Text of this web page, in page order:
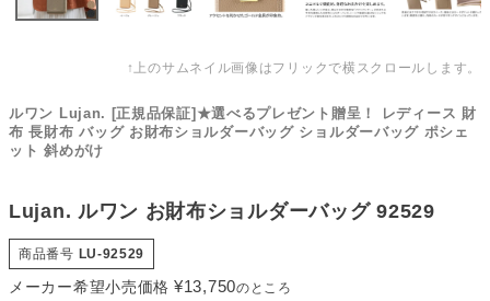
↑上のサムネイル画像はフリックで横スクロールします。
ルワン Lujan. [正規品保証]★選べるプレゼント贈呈！ レディース 財
布 長財布 バッグ お財布ショルダーバッグ ショルダーバッグ ポシェ
ット 斜めがけ
Lujan. ルワン お財布ショルダーバッグ 92529
商品番号 LU-92529
メーカー希望小売価格 ¥13,750のところ